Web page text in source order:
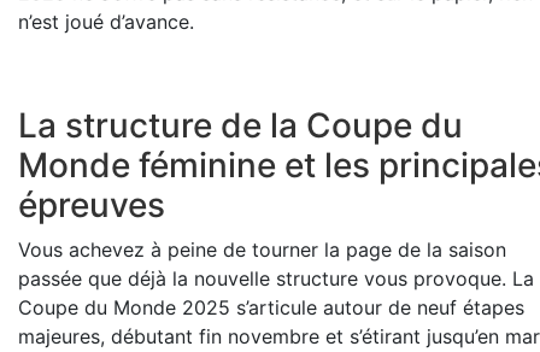
n’est joué d’avance.
La structure de la Coupe du
Monde féminine et les
épreuves
Vous achevez à peine de tourner la page de la saison
passée que déjà la nouvelle structure vous provoque. La
Coupe du Monde 2025 s’articule autour de neuf étapes
majeures, débutant fin novembre et s’étirant jusqu’en